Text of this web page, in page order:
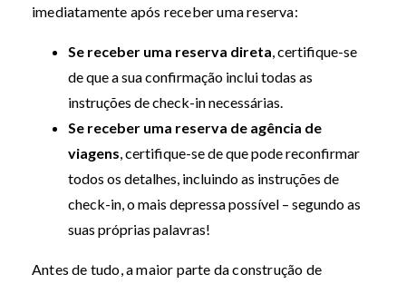
imediatamente após receber uma reserva:
Se receber uma reserva direta, certifique-se
de que a sua confirmação inclui todas as
instruções de check-in necessárias.
Se receber uma reserva de agência de
viagens, certifique-se de que pode reconfirmar
todos os detalhes, incluindo as instruções de
check-in, o mais depressa possível – segundo as
suas próprias palavras!
Antes de tudo, a maior parte da construção de